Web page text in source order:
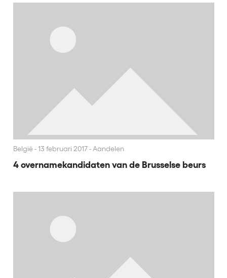
België 13 februari 2017 - Aandelen
4 overnamekandidaten van de Brusselse beurs